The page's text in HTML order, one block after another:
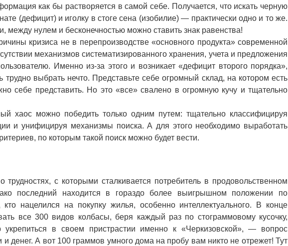
как бы растворяется в самой себе. Получается, что искать черную
(дефицит) и иголку в стоге сена (изобилие) — практически одно и то же.
между нулем и бесконечностью можно ставить знак равенства!
кризиса не в перепроизводстве «основного продукта» современной
механизмов систематизированного хранения, учета и предложения
Именно из-за этого и возникает «дефицит второго порядка»,
трудно выбрать нечто. Представьте себе огромный склад, на котором есть
себе представить. Но это «все» свалено в огромную кучу и тщательно
можно победить только одним путем: тщательно классифицируя
и унифицируя механизмы поиска. А для этого необходимо выработать
по которым такой поиск можно будет вести.
с которыми сталкивается потребитель в продовольственном
последний находится в гораздо более выигрышном положении по
нацелился на покупку жилья, особенно интеллектуального. В конце
все 300 видов колбасы, беря каждый раз по стограммовому кусочку,
укрепиться в своем пристрастии именно к «Черкизовской», — вопрос
денег. А вот 100 граммов умного дома на пробу вам никто не отрежет! Тут